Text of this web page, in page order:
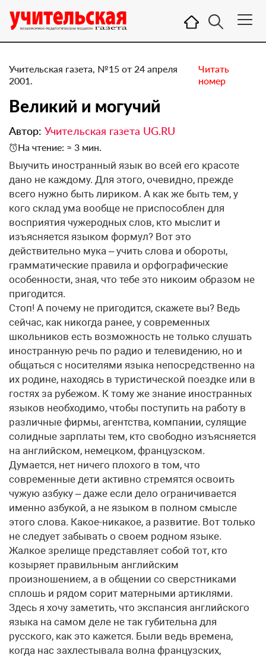
Учительская газета, №15 от 24 апреля
2001.
Читать
номер
Великий и могучий
Автор: Учительская газета UG.RU
На чтение: ≈ 3 мин.
Выучить иностранный язык во всей его красоте
дано не каждому. Для этого, очевидно, прежде
всего нужно быть лириком. А как же быть тем, у
кого склад ума вообще не приспособлен для
восприятия чужеродных слов, кто мыслит и
изъясняется языком формул? Вот это
действительно мука – учить слова и обороты,
грамматические правила и орфографические
особенности, зная, что тебе это никоим образом не
пригодится.
Стоп! А почему не пригодится, скажете вы? Ведь
сейчас, как никогда ранее, у современных
школьников есть возможность не только слушать
иностранную речь по радио и телевидению, но и
общаться с носителями языка непосредственно на
их родине, находясь в туристической поездке или в
гостях за рубежом. К тому же знание иностранных
языков необходимо, чтобы поступить на работу в
различные фирмы, агентства, компании, сулящие
солидные зарплаты тем, кто свободно изъясняется
на английском, немецком, французском.
Думается, нет ничего плохого в том, что
современные дети активно стремятся освоить
чужую азбуку – даже если дело ограничивается
именно азбукой, а не языком в полном смысле
этого слова. Какое-никакое, а развитие. Вот только
не следует забывать о своем родном языке.
Жалкое зрелище прeдставляет собой тот, кто
козыряет правильным английским
произношением, а в общении со сверстниками
сплошь и рядом сорит матерными артиклями.
Здесь я хочу заметить, что экспансия английского
языка на самом деле не так губительна для
русского, как это кажется. Были ведь времена,
когда нас захлестывала волна французских,